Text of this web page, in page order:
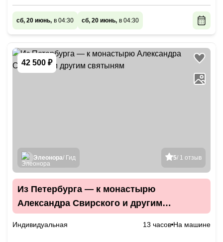
сб, 20 июнь, в 04:30 сб, 20 июнь, в 04:30
42 500 ₽
5/ 1 отзыв
Элеонора/ Гид
Из Петербурга — к монастырю
Александра Свирского и другим
Индивидуальная 13 часов На машине